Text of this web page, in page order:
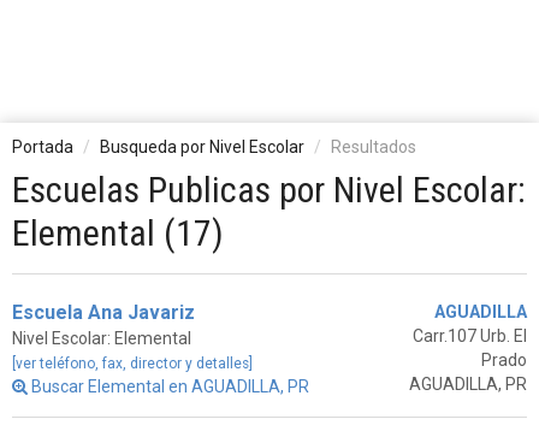
Portada Busqueda por Nivel Escolar Resultados
Escuelas Publicas por Nivel Escolar:
Elemental (17)
Escuela Ana Javariz
Nivel Escolar: Elemental
[ver teléfono, fax, director y detalles]
Buscar Elemental en AGUADILLA, PR
AGUADILLA
Carr.107 Urb. El
Prado
AGUADILLA, PR